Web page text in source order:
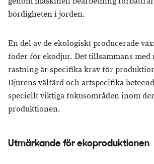
bördigheten i jorden.
En del av de ekologiskt producerade
foder för ekodjur. Det tillsammans
rastning är specifika krav för
Djurens välfärd och artspecifika
speciellt viktiga fokusområden inom
produktionen.
Utmärkande för ekoproduktionen